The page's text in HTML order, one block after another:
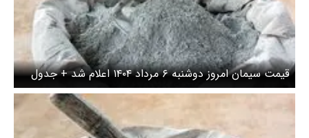
قیمت سیمان امروز دوشنبه ۶ مرداد ۱۴۰۴ اعلام شد + جدول